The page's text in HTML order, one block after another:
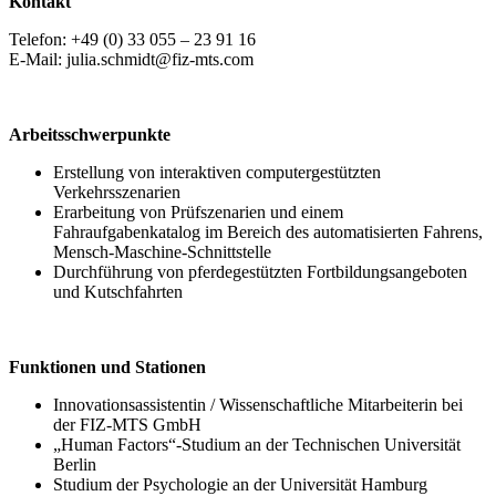
Telefon: +49 (0) 33 055 – 23 91 16
E-Mail: julia.schmidt@fiz-mts.com
Arbeitsschwerpunkte
Erstellung von interaktiven computergestützten
Verkehrsszenarien
Erarbeitung von Prüfszenarien und einem
Fahraufgabenkatalog im Bereich des automatisierten Fahrens,
Mensch-Maschine-Schnittstelle
Durchführung von pferdegestützten Fortbildungsangeboten
und Kutschfahrten
Funktionen und Stationen
Innovationsassistentin / Wissenschaftliche Mitarbeiterin bei
der FIZ-MTS GmbH
„Human Factors“-Studium an der Technischen Universität
Berlin
Studium der Psychologie an der Universität Hamburg